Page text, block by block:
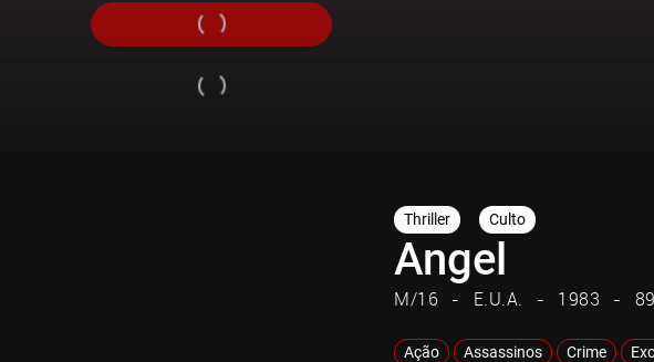
Thriller Culto
Angel
M/16 E.U.A. 1983
Ação Assassinos Crime